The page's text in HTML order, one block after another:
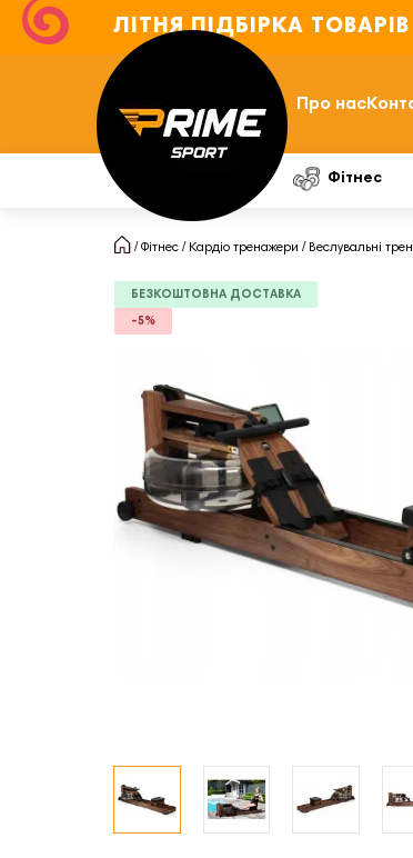
ЛІТНЯ ПІДБІРКА ТОВАРІВ
Про нас
Фітнес
Фітнес Кардіо тренажери Веслувальні
БЕЗКОШТОВНА ДОСТАВКА
-5%